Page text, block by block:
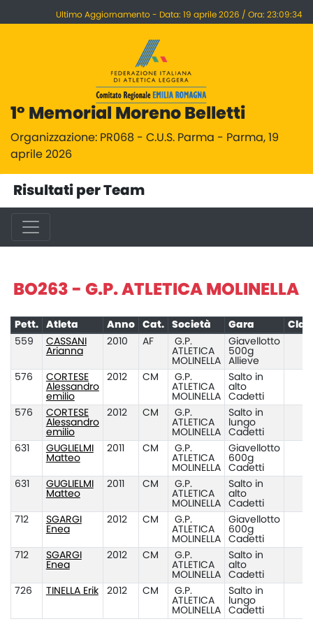
Ultimo Aggiornamento - Data: 19 aprile 2026 / Ora: 23:09:34
1° Memorial Moreno Belletti
Organizzazione: PR068 - C.U.S. Parma - Parma, 19
aprile 2026
Risultati per Team
BO263 - G.P. ATLETICA MOLINELLA
Pett. Atleta Anno Cat. Società Gara
559
CASSANI
Arianna
2010 AF
G.P.
ATLETICA
MOLINELLA
Giavellotto
500g
Allieve
576
CORTESE
Alessandro
emilio
2012 CM
G.P.
ATLETICA
MOLINELLA
Salto in
alto
Cadetti
576
CORTESE
Alessandro
emilio
2012 CM
G.P.
ATLETICA
MOLINELLA
Salto in
lungo
Cadetti
631
GUGLIELMI
Matteo
2011 CM
G.P.
ATLETICA
MOLINELLA
Giavellotto
600g
Cadetti
631
GUGLIELMI
Matteo
2011 CM
G.P.
ATLETICA
MOLINELLA
Salto in
alto
Cadetti
712
SGARGI
Enea
2012 CM
G.P.
ATLETICA
MOLINELLA
Giavellotto
600g
Cadetti
712
SGARGI
Enea
2012 CM
G.P.
ATLETICA
MOLINELLA
Salto in
alto
Cadetti
726 TINELLA Erik 2012 CM
G.P.
ATLETICA
MOLINELLA
Salto in
lungo
Cadetti